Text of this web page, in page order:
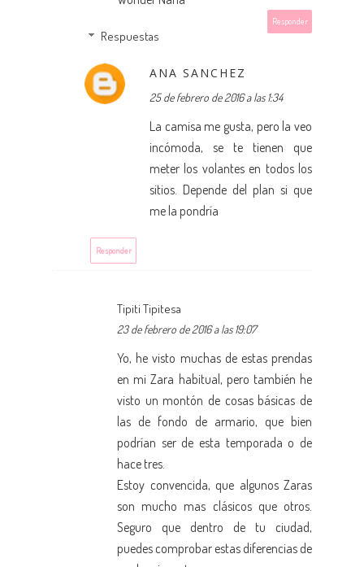
Responder
Respuestas
ANA SANCHEZ
25 de febrero de 2016 a las 1:34
La camisa me gusta, pero la veo
incómoda, se te tienen que
meter los volantes en todos los
sitios. Depende del plan si que
me la pondría
Responder
Tipiti Tipitesa
23 de febrero de 2016 a las 19:07
Yo, he visto muchas de estas prendas
en mi Zara habitual, pero también he
visto un montón de cosas básicas de
las de fondo de armario, que bien
podrían ser de esta temporada o de
hace tres.
Estoy convencida, que algunos Zaras
son mucho mas clásicos que otros.
Seguro que dentro de tu ciudad,
puedes comprobar estas diferencias de